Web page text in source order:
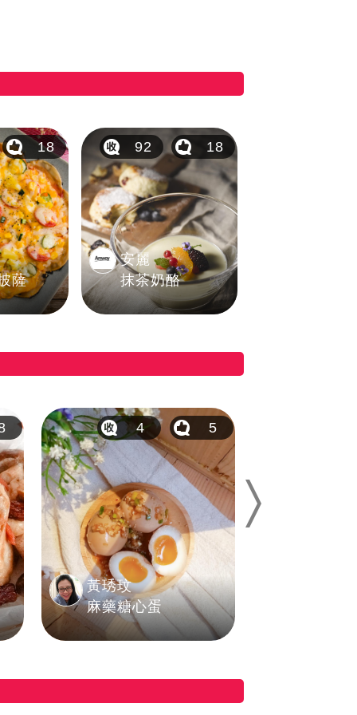
薩
18
安麗
抹茶奶酪
92 18
黃琇玟
麻藥糖心蛋
4 5
Next